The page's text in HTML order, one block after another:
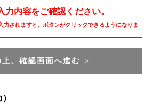
力内容をご確認ください。
力されますと、ボタンがクリックできるようになりま
上、確認画面へ進む ＞